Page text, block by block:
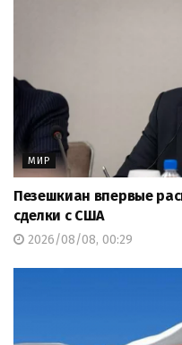
МИР
Пезешкиан впервые
сделки с США
2026/08/08, 00:29